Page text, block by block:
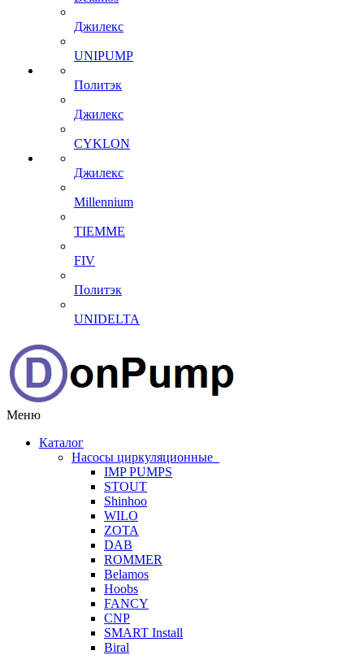
Джилекс
UNIPUMP
Политэк
Джилекс
CYKLON
Джилекс
Millennium
TIEMME
FIV
Политэк
UNIDELTA
Меню
Каталог
Насосы циркуляционные
IMP PUMPS
STOUT
Shinhoo
WILO
ZOTA
DAB
ROMMER
Belamos
Hoobs
FANCY
CNP
SMART Install
Biral